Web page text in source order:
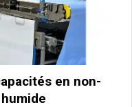
en non-